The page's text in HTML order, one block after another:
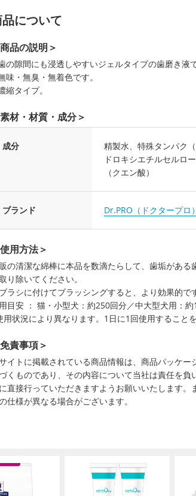
について
品の説明＞
の隙間にも浸透しやすいジェルタイプの歯磨き液で
味・無臭・無着色です。
縮タイプ。
材・材質・成分＞
成分
精製水、特殊タンパク
ドロキシエチルセルロ
（クエン酸）
ブランド Dr.PRO（ドクタープロ）
用方法＞
の清潔な綿棒に本品を数滴たらして、歯垢があ
り除いてください。
ラシに付けてブラッシングすると、より効果的で
目安 ： 猫・小型犬：約250回分／中大型犬用：
用状況により異なります。1日に1回使用すること
責事項＞
イトに掲載されている商品情報は、商品パッケ
くものであり、その内容について当社は責任を
直接行っていただきますようお願いいたします
仕様が異なる場合がございます。